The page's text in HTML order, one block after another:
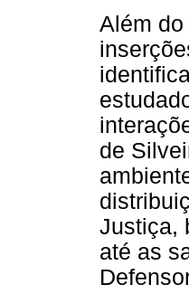
Além
de
Justiça,
até as